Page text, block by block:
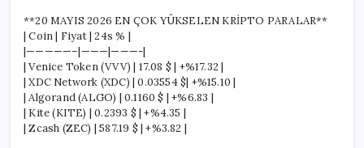
**20 MAYIS 2026 EN ÇOK YÜKSELEN KRİPTO PARALAR**
| Coin | Fiyat | 24s % |
|—————–|———|———-|
| Venice Token (VVV) | 17.08 $ | +%17.32 |
| XDC Network (XDC) | 0.03554 $| +%15.10 |
| Algorand (ALGO) | 0.1160 $ | +%6.83 |
| Kite (KITE) | 0.2393 $ | +%4.35 |
| Zcash (ZEC) | 587.19 $ | +%3.82 |